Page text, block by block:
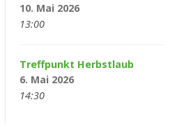
10. Mai 2026
13:00
Treffpunkt Herbstlaub
6. Mai 2026
14:30